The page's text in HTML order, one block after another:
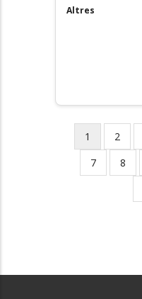
Altres
Pagination
Current
page
1 Page
2
Page
7 Page
8